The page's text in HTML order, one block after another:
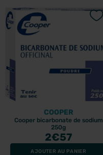
COOPER
Cooper bicarbonate de sodium
250g
2€57
AJOUTER AU PANIER